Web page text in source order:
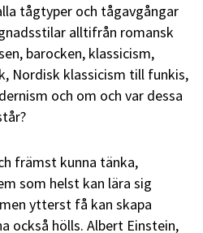
tågtyper och tågavgångar
alltifrån romansk
barocken, klassicism,
Nordisk klassicism till funkis,
och om och var dessa
främst kunna tänka,
som helst kan lära sig
ytterst få kan skapa
också hölls. Albert Einstein,